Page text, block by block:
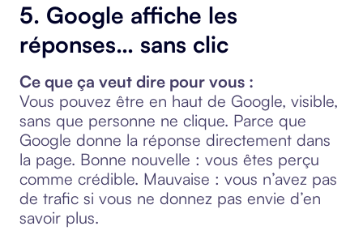
5. Google affiche les
réponses… sans clic
Ce que ça veut dire pour vous :
Vous pouvez être en haut de Google, visible,
sans que personne ne clique. Parce que
Google donne la réponse directement dans
la page. Bonne nouvelle : vous êtes perçu
comme crédible. Mauvaise : vous n’avez pas
de trafic si vous ne donnez pas envie d’en
savoir plus.